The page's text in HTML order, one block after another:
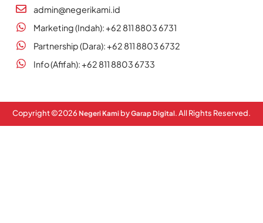
admin@negerikami.id
Marketing (Indah): +62 811 8803 6731
Partnership (Dara): +62 811 8803 6732
Info (Afifah): +62 811 8803 6733
Copyright ©2026 Negeri Kami byGarap Digital. All Rights Reserved.